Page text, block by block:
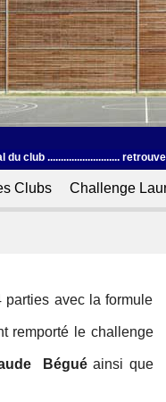
club ...........................
Clubs Challenge
parties avec la formule
remporté le challenge
Béguéainsi que